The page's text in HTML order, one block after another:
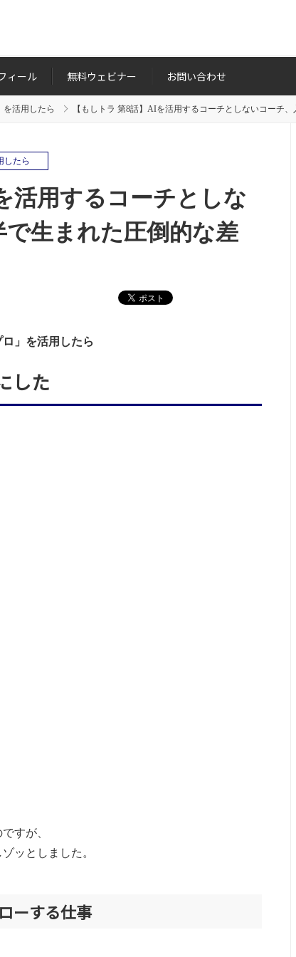
ィール 無料ウェビナー お問い合わせ
を活用したら 【もしトラ 第8話】AIを活用するコーチとしないコーチ
したら
活用するコーチとしな
生まれた圧倒的な差
」を活用したら
した
すが、
ッとしました。
ーする仕事